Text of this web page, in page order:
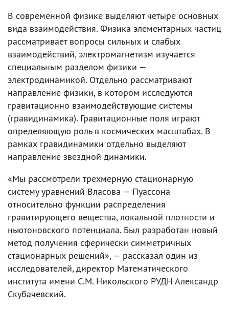
В современной физике выделяют четыре основных
вида взаимодействия. Физика элементарных частиц
рассматривает вопросы сильных и слабых
взаимодействий, электромагнетизм изучается
специальным разделом физики —
электродинамикой. Отдельно рассматривают
направление физики, в котором исследуются
гравитационно взаимодействующие системы
(гравидинамика). Гравитационные поля играют
определяющую роль в космических масштабах. В
рамках гравидинамики отдельно выделяют
направление звездной динамики.
«Мы рассмотрели трехмерную стационарную
систему уравнений Власова — Пуассона
относительно функции распределения
гравитирующего вещества, локальной плотности и
ньютоновского потенциала. Был разработан новый
метод получения сферически симметричных
стационарных решений», — рассказал один из
исследователей, директор Математического
института имени С.М. Никольского РУДН Александр
Скубачевский.